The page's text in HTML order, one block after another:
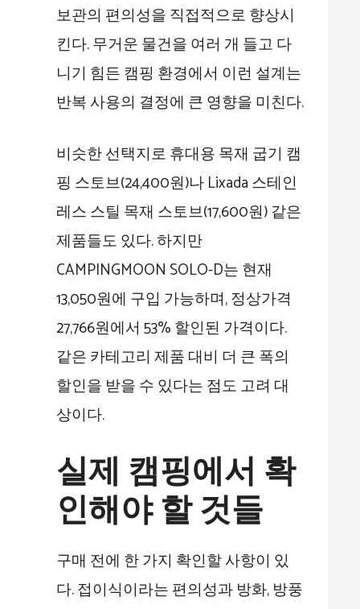
보관의 편의성을 직접적으로 향상시
킨다. 무거운 물건을 여러 개 들고 다
니기 힘든 캠핑 환경에서 이런 설계는
반복 사용의 결정에 큰 영향을 미친다.
비슷한 선택지로 휴대용 목재 굽기 캠
핑 스토브(24,400원)나 Lixada 스테인
레스 스틸 목재 스토브(17,600원) 같은
제품들도 있다. 하지만
CAMPINGMOON SOLO-D는 현재
13,050원에 구입 가능하며, 정상가격
27,766원에서 53% 할인된 가격이다.
같은 카테고리 제품 대비 더 큰 폭의
할인을 받을 수 있다는 점도 고려 대
상이다.
실제 캠핑에서 확
인해야 할 것들
구매 전에 한 가지 확인할 사항이 있
다. 접이식이라는 편의성과 방화, 방풍